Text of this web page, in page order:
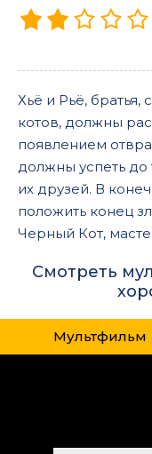
Хьё и Рьё,
котов, должны
появлением
должны успеть до
их друзей. В
положить конец
Черный Кот,
Смотреть
Мультфильм